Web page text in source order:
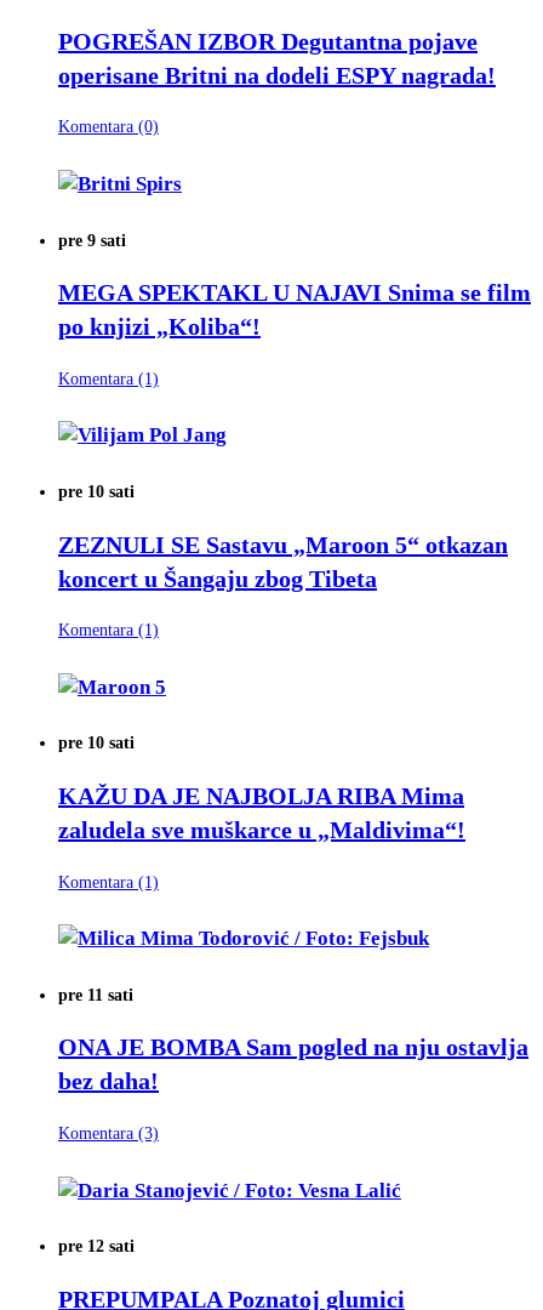
POGREŠAN IZBOR Degutantna pojave
operisane Britni na dodeli ESPY nagrada!
Komentara (0)
pre 9 sati
MEGA SPEKTAKL U NAJAVI Snima se film
po knjizi „Koliba“!
Komentara (1)
pre 10 sati
ZEZNULI SE Sastavu „Maroon 5“ otkazan
koncert u Šangaju zbog Tibeta
Komentara (1)
pre 10 sati
KAŽU DA JE NAJBOLJA RIBA Mima
zaludela sve muškarce u „Maldivima“!
Komentara (1)
pre 11 sati
ONA JE BOMBA Sam pogled na nju ostavlja
bez daha!
Komentara (3)
pre 12 sati
PREPUMPALA Poznatoj glumici